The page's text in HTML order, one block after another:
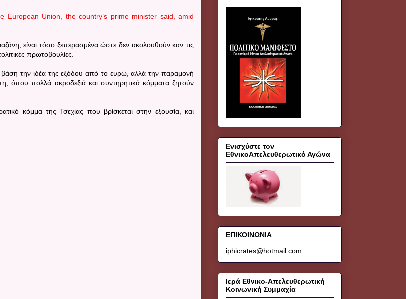
Union, the country’s prime minister said, amid
είναι τόσο ξεπερασμένα ώστε δεν ακολουθούν καν τις
πρωτοβουλίες.
βάση την ιδέα της εξόδου από το ευρώ, αλλά την παραμονή
όπου πολλά ακροδεξιά και συντηρητικά κόμματα ζητούν
κόμμα της Τσεχίας που βρίσκεται στην εξουσία, και
Ενισχύστε τον
ΕθνικοΑπελευθερωτικό Αγώνα
ΕΠΙΚΟΙΝΩΝΙΑ
iphicrates@hotmail.com
Ιερά Εθνικο-Απελευθερωτική
Κοινωνική Συμμαχία